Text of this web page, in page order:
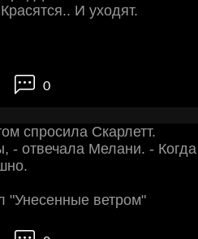
И уходят.
0
спросила Скарлетт.
- отвечала Мелани. -
"Унесенные ветром"